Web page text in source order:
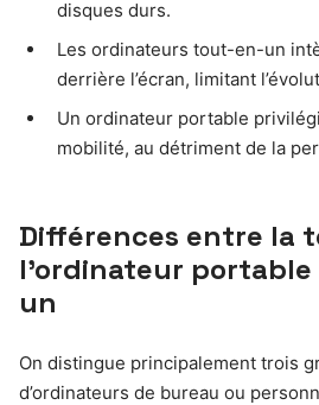
disques durs.
Les ordinateurs tout-en-un
derrière l’écran, limitant
Un ordinateur portable
mobilité, au détriment de la
Différences entre la
l’ordinateur
un
On distingue principalement trois
d’ordinateurs de bureau ou